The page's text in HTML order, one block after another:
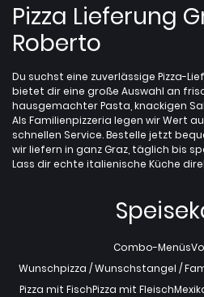
Pizza Lieferung
Roberto
Du suchst eine zuverlässige Pizza-
bietet dir eine große Auswahl an
hausgemachter Pasta, knackigen
Als Familienpizzeria legen wir Wert
schnellen Service. Bestelle jetzt
wir liefern in ganz Graz, täglich bis
Lass dir echte italienische Küche
Combo-Menüs
Wunschpizza / Wunschstangel /
Pizza mit FischPizza mit Fleisch